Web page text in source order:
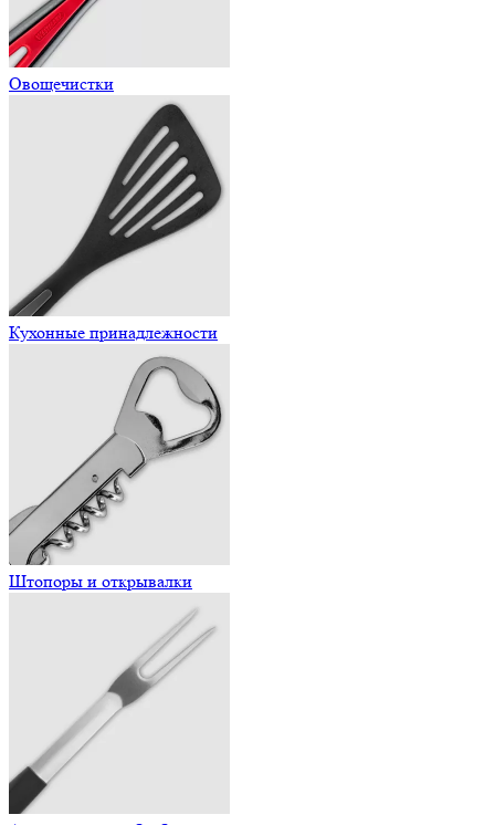
Овощечистки
Кухонные принадлежности
Штопоры и открывалки